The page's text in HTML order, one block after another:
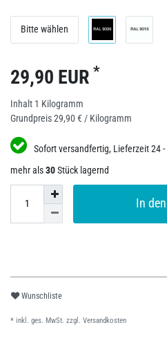
Bitte wählen
29,90 EUR *
Inhalt 1 Kilogramm
Grundpreis29,90 € / Kilogramm
Sofort versandfertig, Lieferzeit 24 -
mehr als30Stück lagernd
In
Wunschliste
* inkl. ges. MwSt. zzgl. Versandkosten